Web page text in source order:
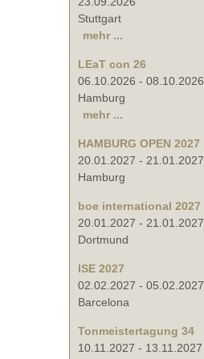
Stuttgart
mehr ...
LEaT con 26
06.10.2026 - 08.10.2026
Hamburg
mehr ...
HAMBURG OPEN 2027
20.01.2027 - 21.01.2027
Hamburg
boe international 2027
20.01.2027 - 21.01.2027
Dortmund
ISE 2027
02.02.2027 - 05.02.2027
Barcelona
Tonmeistertagung 34
10.11.2027 - 13.11.2027